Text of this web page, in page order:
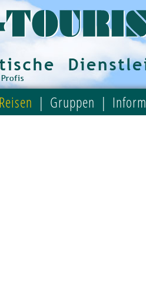
Reisen Gruppen